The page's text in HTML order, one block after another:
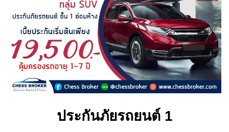
ประกันภัยรถยนต์ 1